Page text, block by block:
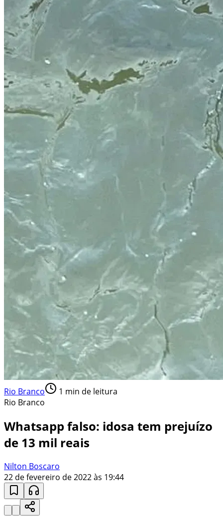
Rio Branco 1 min de leitura
Rio Branco
Whatsapp falso: idosa tem prejuízo
de 13 mil reais
Nilton Boscaro
22 de fevereiro de 2022 às 19:44